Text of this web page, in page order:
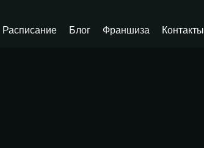
Расписание Блог Франшиза Контакты